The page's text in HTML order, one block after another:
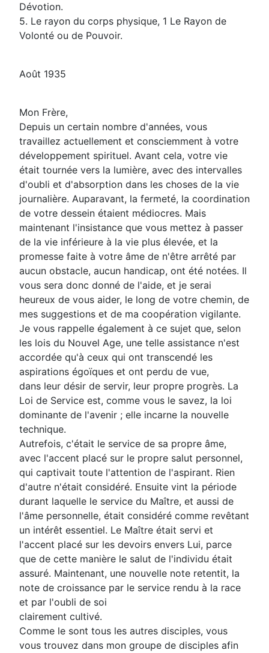
Dévotion.
5. Le rayon du corps physique, 1 Le Rayon de
Volonté ou de Pouvoir.
Août 1935
Mon Frère,
Depuis un certain nombre d'années, vous
travaillez actuellement et consciemment à votre
développement spirituel. Avant cela, votre vie
était tournée vers la lumière, avec des intervalles
d'oubli et d'absorption dans les choses de la vie
journalière. Auparavant, la fermeté, la coordination
de votre dessein étaient médiocres. Mais
maintenant l'insistance que vous mettez à passer
de la vie inférieure à la vie plus élevée, et la
promesse faite à votre âme de n'être arrêté par
aucun obstacle, aucun handicap, ont été notées. Il
vous sera donc donné de l'aide, et je serai
heureux de vous aider, le long de votre chemin, de
mes suggestions et de ma coopération vigilante.
Je vous rappelle également à ce sujet que, selon
les lois du Nouvel Age, une telle assistance n'est
accordée qu'à ceux qui ont transcendé les
aspirations égoïques et ont perdu de vue,
dans leur désir de servir, leur propre progrès. La
Loi de Service est, comme vous le savez, la loi
dominante de l'avenir ; elle incarne la nouvelle
technique.
Autrefois, c'était le service de sa propre âme,
avec l'accent placé sur le propre salut personnel,
qui captivait toute l'attention de l'aspirant. Rien
d'autre n'était considéré. Ensuite vint la période
durant laquelle le service du Maître, et aussi de
l'âme personnelle, était considéré comme revêtant
un intérêt essentiel. Le Maître était servi et
l'accent placé sur les devoirs envers Lui, parce
que de cette manière le salut de l'individu était
assuré. Maintenant, une nouvelle note retentit, la
note de croissance par le service rendu à la race
et par l'oubli de soi
clairement cultivé.
Comme le sont tous les autres disciples, vous
vous trouvez dans mon groupe de disciples afin